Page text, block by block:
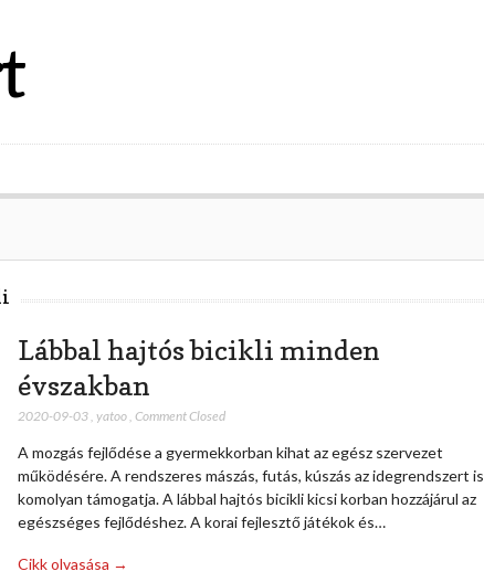
Lábbal hajtós bicikli minden
évszakban
2020-09-03, yatoo, Comment Closed
A mozgás fejlődése a gyermekkorban kihat az egész szervezet
működésére. A rendszeres mászás, futás, kúszás az idegrendszert is
komolyan támogatja. A lábbal hajtós bicikli kicsi korban hozzájárul az
egészséges fejlődéshez. A korai fejlesztő játékok és…
Cikk olvasása →